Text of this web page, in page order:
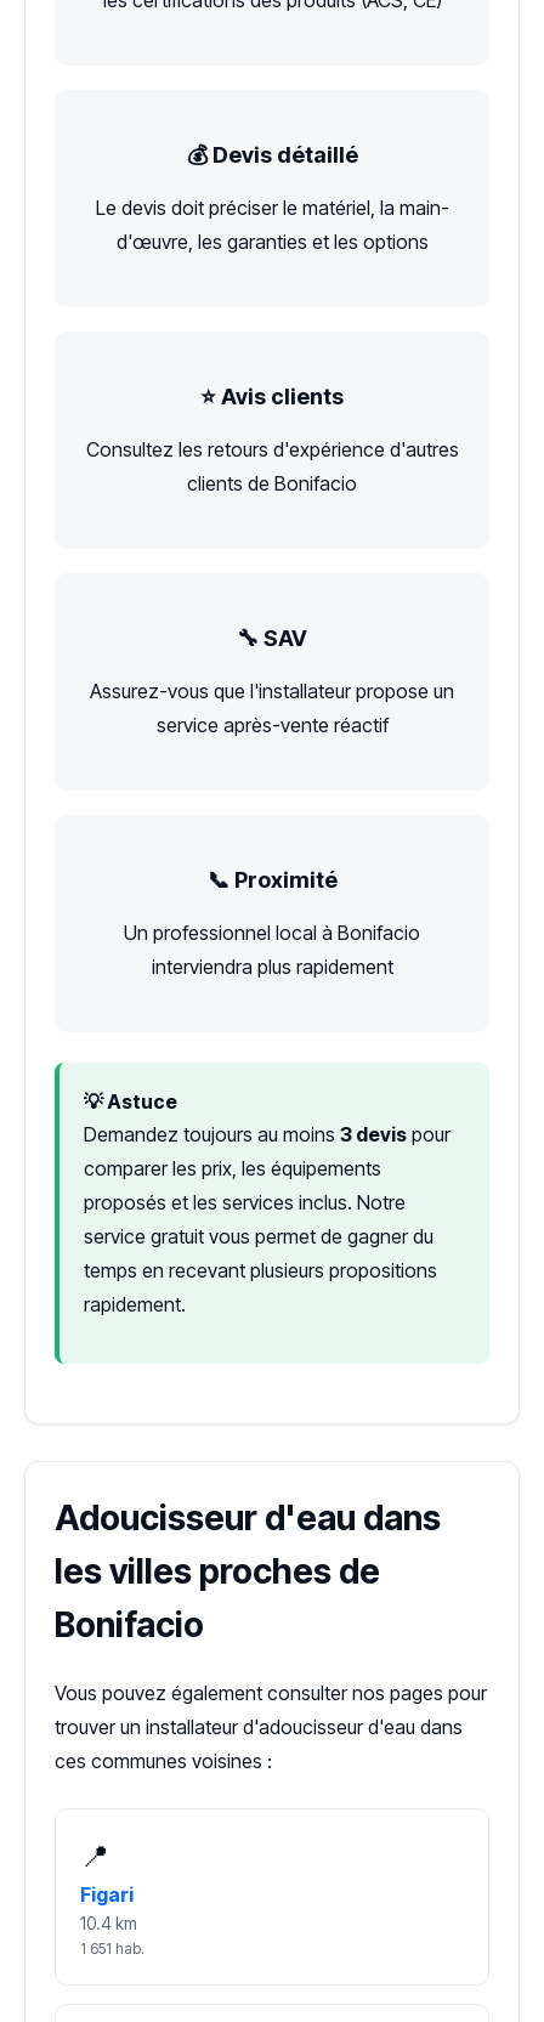
💰 Devis détaillé
Le devis doit préciser le matériel, la main-
d'œuvre, les garanties et les options
⭐ Avis clients
Consultez les retours d'expérience d'autres
clients de Bonifacio
🔧 SAV
Assurez-vous que l'installateur propose un
service après-vente réactif
📞 Proximité
Un professionnel local à Bonifacio
interviendra plus rapidement
💡 Astuce
Demandez toujours au moins 3 devis pour
comparer les prix, les équipements
proposés et les services inclus. Notre
service gratuit vous permet de gagner du
temps en recevant plusieurs propositions
rapidement.
Adoucisseur d'eau dans
les villes proches de
Bonifacio
Vous pouvez également consulter nos pages pour
trouver un installateur d'adoucisseur d'eau dans
ces communes voisines :
📍
Figari
10.4 km
1 651 hab.